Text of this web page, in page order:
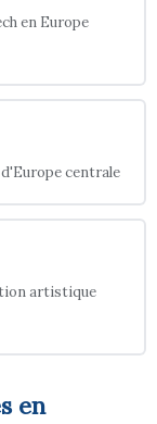
en Europe
d'Europe centrale
artistique
en